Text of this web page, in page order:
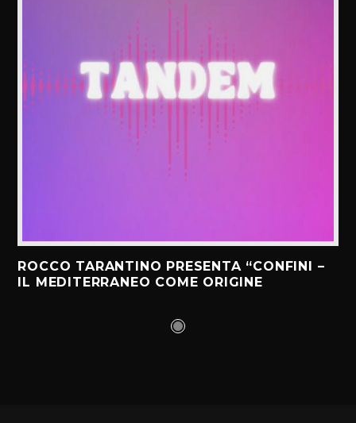
ROCCO TARANTINO PRESENTA “CONFINI –
IL MEDITERRANEO COME ORIGINE